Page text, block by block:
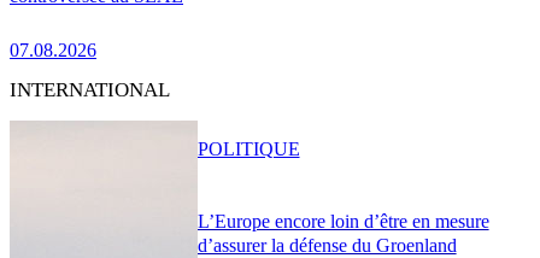
07.08.2026
INTERNATIONAL
L’Europe encore loin d’être en mesure
d’assurer la défense du Groenland
POLITIQUE